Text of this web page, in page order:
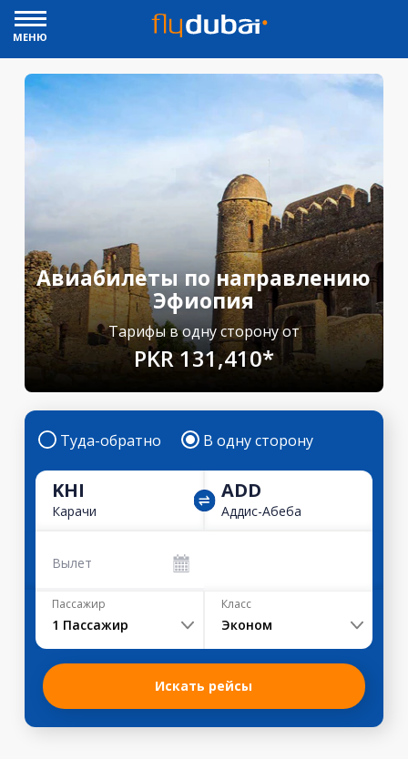
МЕНЮ
Авиабилеты по направлению
Эфиопия
Тарифы в одну сторону от
PKR 131,410*
Туда-обратно В одну сторону
KHI
Карачи
ADD
Аддис-Абеба
Вылет
Пассажир
1 Пассажир
Класс
Эконом
Искать рейсы